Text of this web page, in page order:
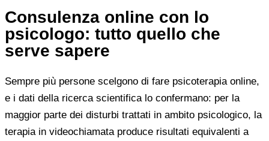
Consulenza online con lo
psicologo: tutto quello che
serve sapere
Sempre più persone scelgono di fare psicoterapia online,
e i dati della ricerca scientifica lo confermano: per la
maggior parte dei disturbi trattati in ambito psicologico, la
terapia in videochiamata produce risultati equivalenti a